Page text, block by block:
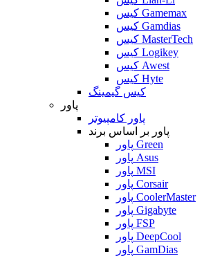
کیس Gamemax
کیس Gamdias
کیس MasterTech
کیس Logikey
کیس Awest
کیس Hyte
کیس گیمینگ
پاور
پاور کامپیوتر
پاور بر اساس برند
پاور Green
پاور Asus
پاور MSI
پاور Corsair
پاور CoolerMaster
پاور Gigabyte
پاور FSP
پاور DeepCool
پاور GamDias